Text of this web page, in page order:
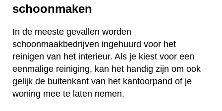
schoonmaken
In de meeste gevallen worden
schoonmaakbedrijven ingehuurd voor het
reinigen van het interieur. Als je kiest voor een
eenmalige reiniging, kan het handig zijn om ook
gelijk de buitenkant van het kantoorpand of je
woning mee te laten nemen.